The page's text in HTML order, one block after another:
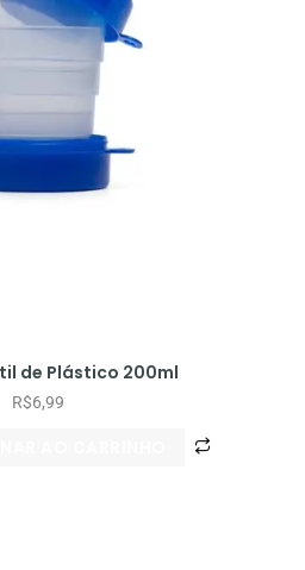
de Plástico 200ml
R$6,99